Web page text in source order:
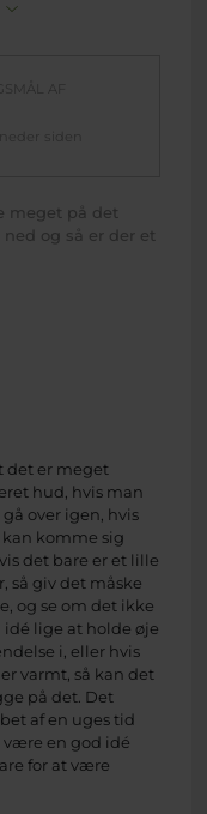
AF
siden
meget på det
og så er der et
det er meget
hud, hvis man
over igen, hvis
komme sig
det bare er et lille
så giv det måske
og se om det ikke
idé lige at holde øje
i, eller hvis
varmt, så kan det
på det. Det
af en uges tid
være en god idé
for at være